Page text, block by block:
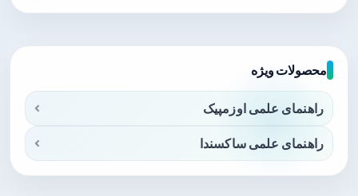
محصولات ویژه
راهنمای علمی اوزمپیک
راهنمای علمی ساکسندا